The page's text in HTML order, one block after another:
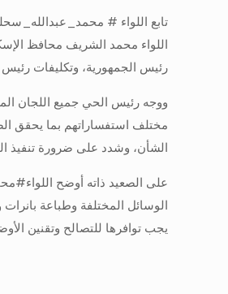
اللواء محمد الشريف محافظ
رئيس الجمهورية، وتكليفات رئيس
ووجه رئيس الحي جميع اللجان
مختلف استفساراتهم بما يحقق
الشأن، وشدد على ضرورة تنفيذ
على الصعيد ذاته أوضح
الوسائل المختلفة وطباعة
يجب توافرها للتصالح وتقنين